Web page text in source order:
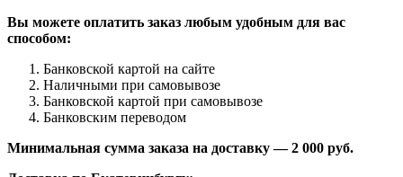
Вы можете оплатить заказ любым удобным для вас
способом:
Банковской картой на сайте
Наличными при самовывозе
Банковской картой при самовывозе
Банковским переводом
Минимальная сумма заказа на доставку — 2 000 руб.